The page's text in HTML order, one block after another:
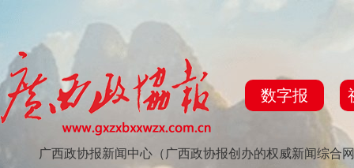
数字报
广西政协报新闻中心（广西政协报创办的权威新闻综合